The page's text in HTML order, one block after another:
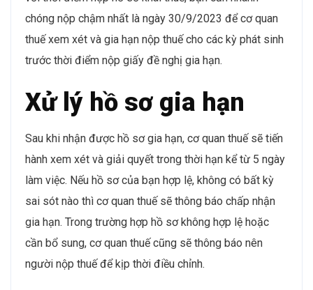
chóng nộp chậm nhất là ngày 30/9/2023 để cơ quan
thuế xem xét và gia hạn nộp thuế cho các kỳ phát sinh
trước thời điểm nộp giấy đề nghị gia hạn.
Xử lý hồ sơ gia hạn
Sau khi nhận được hồ sơ gia hạn, cơ quan thuế sẽ tiến
hành xem xét và giải quyết trong thời hạn kể từ 5 ngày
làm việc. Nếu hồ sơ của bạn hợp lệ, không có bất kỳ
sai sót nào thì cơ quan thuế sẽ thông báo chấp nhận
gia hạn. Trong trường hợp hồ sơ không hợp lệ hoặc
cần bổ sung, cơ quan thuế cũng sẽ thông báo nên
người nộp thuế để kịp thời điều chỉnh.